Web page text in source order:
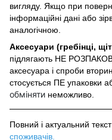
вигляду. Якщо при
інформаційні дані або
аналогічною.
Аксесуари (гребінці,
підлягають НЕ
аксесуара і спроби
стосується ПЕ упаковки
обміняти неможливо.
Повний і актуальний текст
споживачів